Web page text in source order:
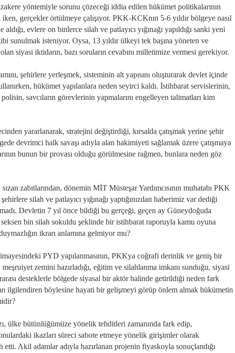
yöntemiyle sorunu çözeceği iddia edilen hükümet politikalarının
gerçekler örtülmeye çalışıyor. PKK-KCKnın 5-6 yıldır bölgeye nasıl
evlere on binlerce silah ve patlayıcı yığınağı yapıldığı sanki yeni
sunulmak isteniyor. Oysa, 13 yıldır ülkeyi tek başına yöneten ve
siyasi iktidarın, bazı soruların cevabını milletimize vermesi gerekiyor.
şehirlere yerleşmek, sisteminin alt yapısını oluşturarak devlet içinde
hükümet yapılanlara neden seyirci kaldı. İstihbarat servislerinin,
savcıların görevlerinin yapmalarını engelleyen talimatları kim
yararlanarak, stratejini değiştirdiği, kırsalda çatışmak yerine şehir
devrimci halk savaşı adıyla alan hakimiyeti sağlamak üzere çatışmaya
bunun bir provası olduğu görülmesine rağmen, bunlara neden göz
zabıtlarından, dönemin MİT Müsteşar Yardımcısının muhatabı PKK
silah ve patlayıcı yığınağı yaptığınızdan haberimiz var dediği
Devletin 7 yıl önce bildiği bu gerçeği, geçen ay Güneydoğuda
bin silah sokuldu şeklinde bir istihbarat raporuyla kamu oyuna
ikrarı anlamına gelmiyor mu?
PYD yapılanmasının, PKKya coğrafi derinlik ve geniş bir
meşruiyet zemini hazırladığı, eğitim ve silahlanma imkanı sunduğu, siyasi
desteklerle bölgede siyasal bir aktör halinde getirildiği neden fark
ilgilendiren böylesine hayati bir gelişmeyi görüp önlem almak hükümetin
ülke bütünlüğümüze yönelik tehditleri zamanında fark edip,
ikazları süreci sabote etmeye yönelik girişimler olarak
etti. Akil adamlar adıyla hazırlanan projenin fiyaskoyla sonuçlandığı